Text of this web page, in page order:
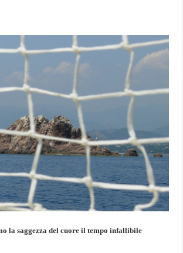
la saggezza del cuore il tempo infallibile